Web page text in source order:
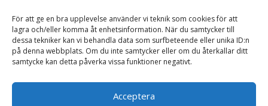
För att ge en bra upplevelse använder vi teknik som cookies för att
lagra och/eller komma åt enhetsinformation. När du samtycker till
dessa tekniker kan vi behandla data som surfbeteende eller unika ID:n
på denna webbplats. Om du inte samtycker eller om du återkallar ditt
samtycke kan detta påverka vissa funktioner negativt.
Acceptera
Recensioner
Det finns inga recensioner än.
Adult Salmon & Rice Torrfoder till Hund –